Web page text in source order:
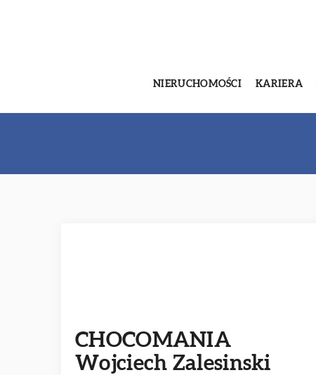
NIERUCHOMOŚCI KARIERA
CHOCOMANIA
Wojciech Zalesinski